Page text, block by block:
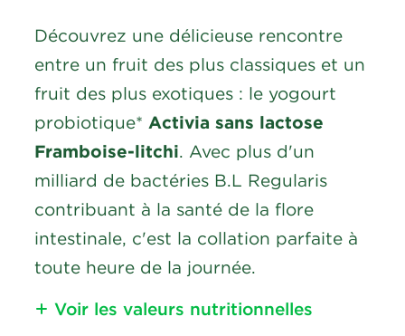
Découvrez une délicieuse rencontre
entre un fruit des plus classiques et un
fruit des plus exotiques : le yogourt
probiotique* Activia sans lactose
Framboise-litchi. Avec plus d'un
milliard de bactéries B.L Regularis
contribuant à la santé de la flore
intestinale, c'est la collation parfaite à
toute heure de la journée.
Voir les valeurs nutritionnelles